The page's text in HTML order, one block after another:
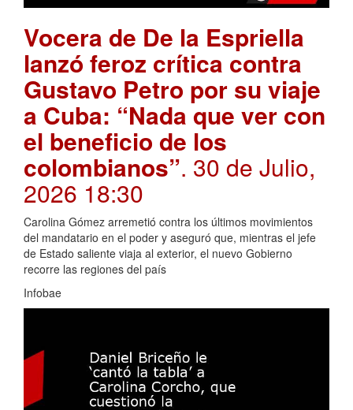
Vocera de De la Espriella
lanzó feroz crítica contra
Gustavo Petro por su viaje
a Cuba: “Nada que ver con
el beneficio de los
colombianos”. 30 de Julio,
2026 18:30
Carolina Gómez arremetió contra los últimos movimientos
del mandatario en el poder y aseguró que, mientras el jefe
de Estado saliente viaja al exterior, el nuevo Gobierno
recorre las regiones del país
Infobae